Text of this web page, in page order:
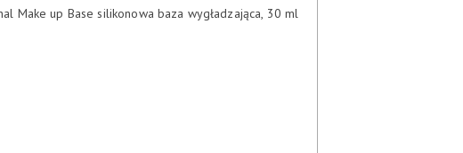
Make up Base silikonowa baza wygładzająca, 30 ml